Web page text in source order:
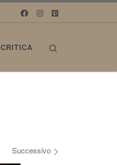
CRITICA
Successivo